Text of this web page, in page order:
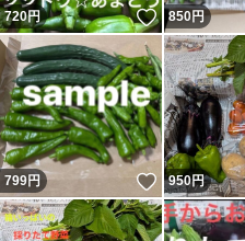
720円 いいね！
850円
799円 いいね！
950円